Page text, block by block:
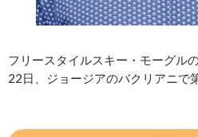
フリースタイルスキー・モーグル
22日、ジョージアのバクリアニで